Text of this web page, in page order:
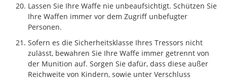
Lassen Sie Ihre Waffe nie unbeaufsichtigt. Schützen Sie
Ihre Waffen immer vor dem Zugriff unbefugter
Personen.
Sofern es die Sicherheitsklasse Ihres Tressors nicht
zulässt, bewahren Sie Ihre Waffe immer getrennt von
der Munition auf. Sorgen Sie dafür, dass diese außer
Reichweite von Kindern, sowie unter Verschluss